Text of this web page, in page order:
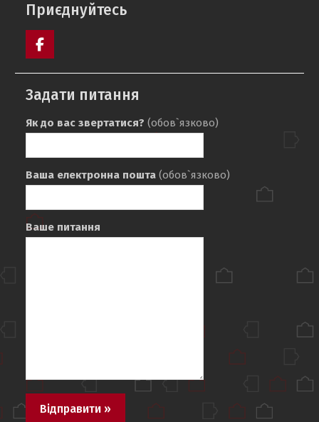
Приєднуйтесь
Задати питання
Як до вас звертатися? (обов`язково)
Ваша електронна пошта (обов`язково)
Ваше питання